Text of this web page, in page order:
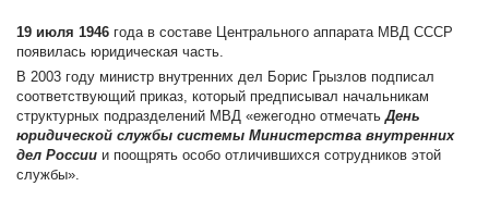
19 июля 1946 года в составе Центрального аппарата МВД СССР
появилась юридическая часть.
В 2003 году министр внутренних дел Борис Грызлов подписал
соответствующий приказ, который предписывал начальникам
структурных подразделений МВД «ежегодно отмечатьДень
юридической службы системы Министерства внутренних
дел России и поощрять особо отличившихся сотрудников этой
службы».